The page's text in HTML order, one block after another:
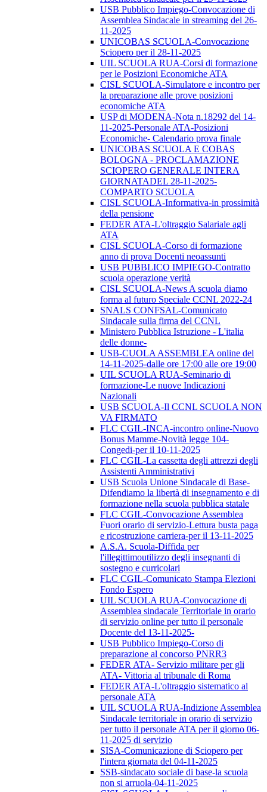
USB Pubblico Impiego-Convocazione di
Assemblea Sindacale in streaming del 26-
11-2025
UNICOBAS SCUOLA-Convocazione
Sciopero per il 28-11-2025
UIL SCUOLA RUA-Corsi di formazione
per le Posizioni Economiche ATA
CISL SCUOLA-Simulatore e incontro per
la preparazione alle prove posizioni
economiche ATA
USP di MODENA-Nota n.18292 del 14-
11-2025-Personale ATA-Posizioni
Economiche- Calendario prova finale
UNICOBAS SCUOLA E COBAS
BOLOGNA - PROCLAMAZIONE
SCIOPERO GENERALE INTERA
GIORNATADEL 28-11-2025-
COMPARTO SCUOLA
CISL SCUOLA-Informativa-in prossimità
della pensione
FEDER ATA-L'oltraggio Salariale agli
ATA
CISL SCUOLA-Corso di formazione
anno di prova Docenti neoassunti
USB PUBBLICO IMPIEGO-Contratto
scuola operazione verità
CISL SCUOLA-News A scuola diamo
forma al futuro Speciale CCNL 2022-24
SNALS CONFSAL-Comunicato
Sindacale sulla firma del CCNL
Ministero Pubblica Istruzione - L'italia
delle donne-
USB-CUOLA ASSEMBLEA online del
14-11-2025-dalle ore 17:00 alle ore 19:00
UIL SCUOLA RUA-Seminario di
formazione-Le nuove Indicazioni
Nazionali
USB SCUOLA-Il CCNL SCUOLA NON
VA FIRMATO
FLC CGIL-INCA-incontro online-Nuovo
Bonus Mamme-Novità legge 104-
Congedi-per il 10-11-2025
FLC CGIL-La cassetta degli attrezzi degli
Assistenti Amministrativi
USB Scuola Unione Sindacale di Base-
Difendiamo la libertà di insegnamento e di
formazione nella scuola pubblica statale
FLC CGIL-Convocazione Assemblea
Fuori orario di servizio-Lettura busta paga
e ricostruzione carriera-per il 13-11-2025
A.S.A. Scuola-Diffida per
l'illegittimoutilizzo degli insegnanti di
sostegno e curricolari
FLC CGIL-Comunicato Stampa Elezioni
Fondo Espero
UIL SCUOLA RUA-Convocazione di
Assemblea sindacale Territoriale in orario
di servizio online per tutto il personale
Docente del 13-11-2025-
USB Pubblico Impiego-Corso di
preparazione al concorso PNRR3
FEDER ATA- Servizio militare per gli
ATA- Vittoria al tribunale di Roma
FEDER ATA-L'oltraggio sistematico al
personale ATA
UIL SCUOLA RUA-Indizione Assemblea
Sindacale territoriale in orario di servizio
per tutto il personale ATA per il giorno 06-
11-2025 di servizio
SISA-Comunicazione di Sciopero per
l'intera giornata del 04-11-2025
SSB-sindacato sociale di base-la scuola
non si arruola-04-11-2025